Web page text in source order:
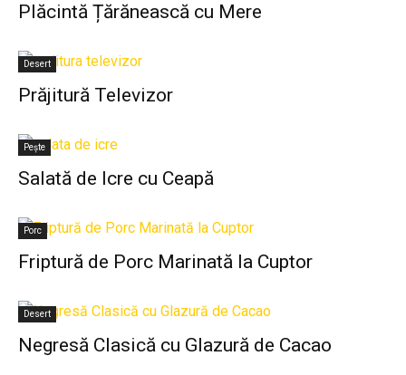
Plăcintă Țărănească cu Mere
Desert
Prăjitură Televizor
Pește
Salată de Icre cu Ceapă
Porc
Friptură de Porc Marinată la Cuptor
Desert
Negresă Clasică cu Glazură de Cacao